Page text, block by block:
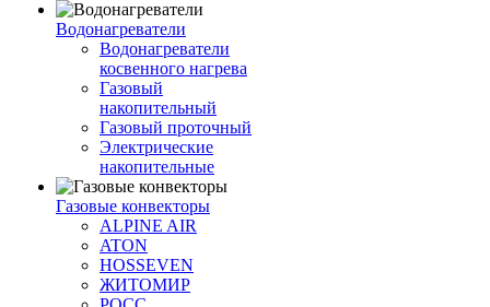
Водонагреватели
Водонагреватели
косвенного нагрева
Газовый
накопительный
Газовый проточный
Электрические
накопительные
Газовые конвекторы
ALPINE AIR
ATON
HOSSEVEN
ЖИТОМИР